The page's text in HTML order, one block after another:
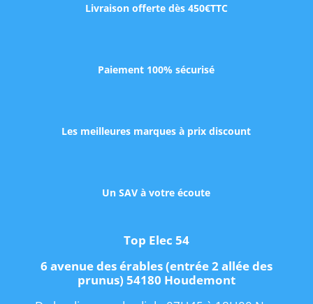
Livraison offerte dès 450€TTC
Paiement 100% sécurisé
Les meilleures marques à prix discount
Un SAV à votre écoute
Top Elec 54
6 avenue des érables (entrée 2 allée des
prunus) 54180 Houdemont